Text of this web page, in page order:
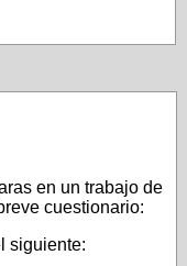
en un trabajo de
cuestionario:
siguiente: